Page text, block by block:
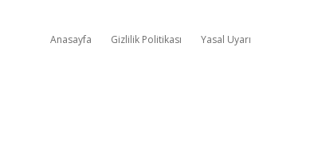
Anasayfa Gizlilik Politikası Yasal Uyarı